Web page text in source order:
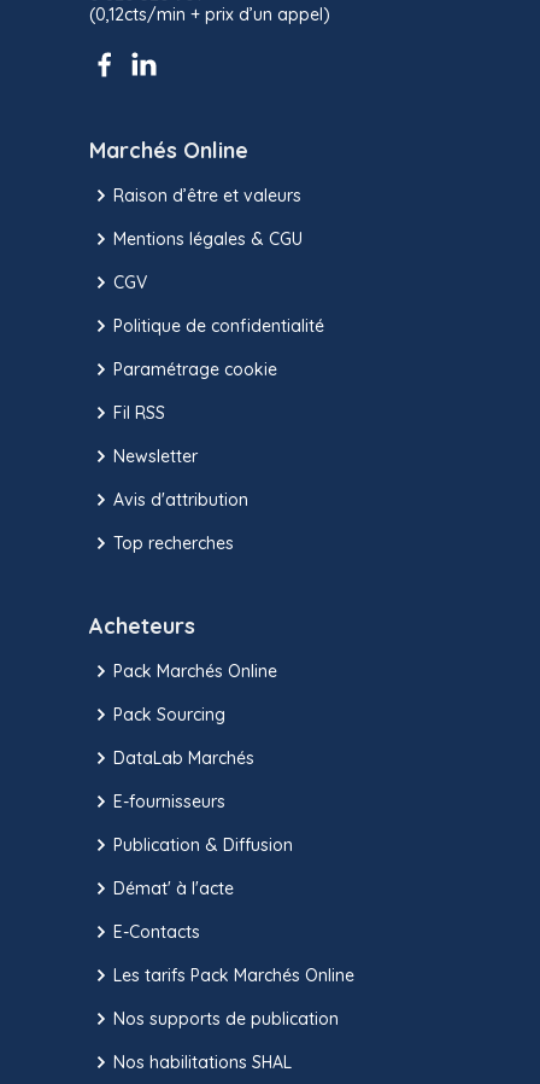
(0,12cts/min + prix d’un appel)
Marchés Online
Raison d’être et valeurs
Mentions légales & CGU
CGV
Politique de confidentialité
Paramétrage cookie
Fil RSS
Newsletter
Avis d'attribution
Top recherches
Acheteurs
Pack Marchés Online
Pack Sourcing
DataLab Marchés
E-fournisseurs
Publication & Diffusion
Démat' à l'acte
E-Contacts
Les tarifs Pack Marchés Online
Nos supports de publication
Nos habilitations SHAL